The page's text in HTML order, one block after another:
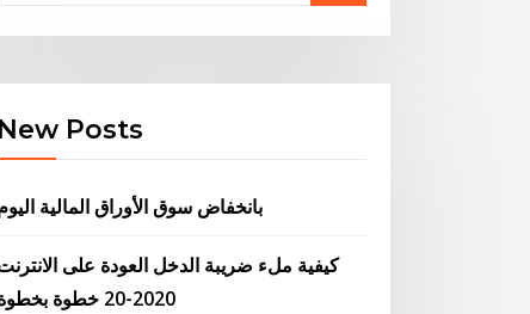
New Posts
بانخفاض سوق الأوراق المالية
كيفية ملء ضريبة الدخل العودة على
2020-20 خطوة بخطوة